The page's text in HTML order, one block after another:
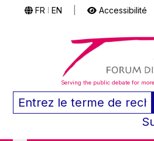
FR EN Accessibilité
Serving the public debate for